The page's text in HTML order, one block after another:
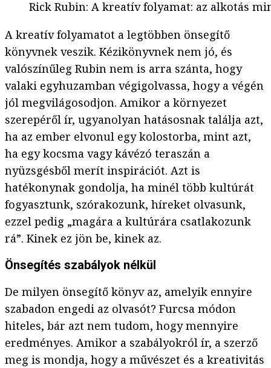
Rick Rubin: A kreatív folyamat: az alkotás
A kreatív folyamatot a legtöbben önsegítő
könyvnek veszik. Kézikönyvnek nem jó, és
valószínűleg Rubin nem is arra szánta, hogy
valaki egyhuzamban végigolvassa, hogy a végén
jól megvilágosodjon. Amikor a környezet
szerepéről ír, ugyanolyan hatásosnak találja azt,
ha az ember elvonul egy kolostorba, mint azt,
ha egy kocsma vagy kávézó teraszán a
nyüzsgésből merít inspirációt. Azt is
hatékonynak gondolja, ha minél több kultúrát
fogyasztunk, szórakozunk, híreket olvasunk,
ezzel pedig „magára a kultúrára csatlakozunk
rá”. Kinek ez jön be, kinek az.
Önsegítés szabályok nélkül
De milyen önsegítő könyv az, amelyik ennyire
szabadon engedi az olvasót? Furcsa módon
hiteles, bár azt nem tudom, hogy mennyire
eredményes. Amikor a szabályokról ír, a szerző
meg is mondja, hogy a művészet és a kreativitás